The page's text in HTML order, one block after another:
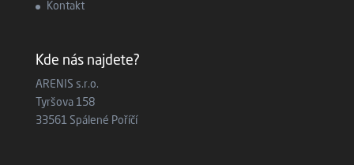
Kontakt
Kde nás najdete?
ARENIS s.r.o.
Tyršova 158
33561 Spálené Poříčí